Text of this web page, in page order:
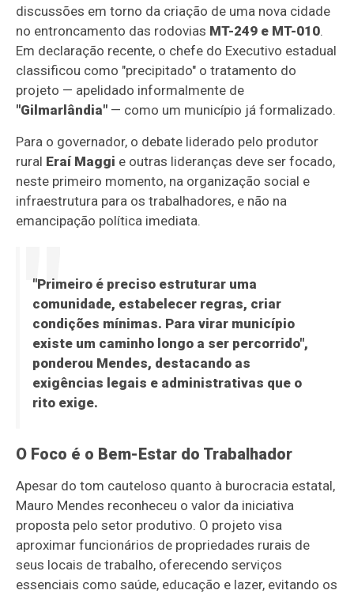
discussões em torno da criação de uma nova cidade
no entroncamento das rodovias MT-249 e MT-010.
Em declaração recente, o chefe do Executivo estadual
classificou como "precipitado" o tratamento do
projeto — apelidado informalmente de
"Gilmarlândia" — como um município já formalizado.
Para o governador, o debate liderado pelo produtor
rural Eraí Maggi e outras lideranças deve ser focado,
neste primeiro momento, na organização social e
infraestrutura para os trabalhadores, e não na
emancipação política imediata.
"Primeiro é preciso estruturar uma
comunidade, estabelecer regras, criar
condições mínimas. Para virar município
existe um caminho longo a ser percorrido",
ponderou Mendes, destacando as
exigências legais e administrativas que o
rito exige.
O Foco é o Bem-Estar do Trabalhador
Apesar do tom cauteloso quanto à burocracia estatal,
Mauro Mendes reconheceu o valor da iniciativa
proposta pelo setor produtivo. O projeto visa
aproximar funcionários de propriedades rurais de
seus locais de trabalho, oferecendo serviços
essenciais como saúde, educação e lazer, evitando os